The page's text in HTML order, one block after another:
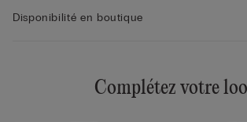
Disponibilité en boutique
Complétez votre